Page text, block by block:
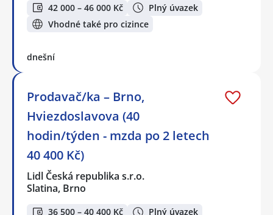
42 000 – 46 000 Kč
Plný úvazek
Vhodné také pro cizince
dnešní
Prodavač/ka – Brno,
Hviezdoslavova (40
hodin/týden - mzda po 2 letech
40 400 Kč)
Lidl Česká republika s.r.o.
Slatina, Brno
36 500 – 40 400 Kč Plný úvazek